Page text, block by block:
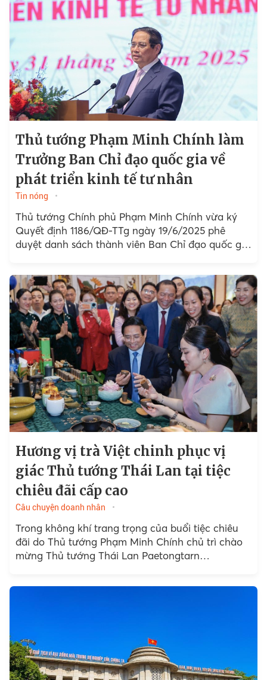
Thủ tướng Phạm Minh Chính làm
Trưởng Ban Chỉ đạo quốc gia về
phát triển kinh tế tư nhân
Tin nóng
Thủ tướng Chính phủ Phạm Minh Chính vừa ký
Quyết định 1186/QĐ-TTg ngày 19/6/2025 phê
duyệt danh sách thành viên Ban Chỉ đạo quốc gia
04/5/2025 của Bộ Chính trị về phát triển kinh tế
tư nhân.
Hương vị trà Việt chinh phục vị
giác Thủ tướng Thái Lan tại tiệc
chiêu đãi cấp cao
Câu chuyện doanh nhân
Trong không khí trang trọng của buổi tiệc chiêu
đãi do Thủ tướng Phạm Minh Chính chủ trì chào
mừng Thủ tướng Thái Lan Paetongtarn
Chính phủ...